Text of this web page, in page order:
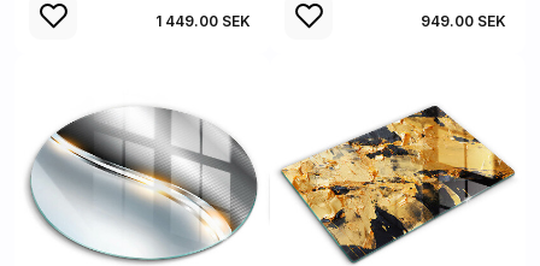
1 449.00 SEK 949.00 SEK